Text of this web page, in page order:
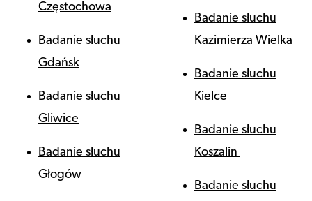
Częstochowa
Badanie słuchu
Gdańsk
Badanie słuchu
Gliwice
Badanie słuchu
Głogów
Badanie słuchu
Kazimierza Wielka
Badanie słuchu
Kielce
Badanie słuchu
Koszalin
Badanie słuchu